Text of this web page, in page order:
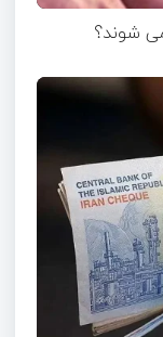
شوند؟